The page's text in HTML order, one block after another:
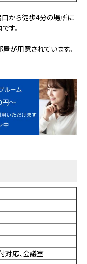
から徒歩4分の場所に
す。
屋が用意されています。
対応、会議室